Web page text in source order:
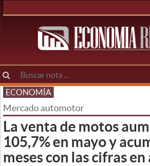
ECONOMÍA
Mercado automotor
La venta de motos
105,7% en mayo y
meses con las cifras en